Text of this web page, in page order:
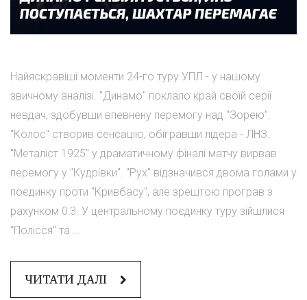
Найяскравіші моменти 24-го туру УПЛ - у нашому
звичному аналізі. "Динамо" поклало край своїй серії
невдач, здобувши впевнену перемогу над "Зорею".
"Колос" створив сенсацію, обігравши лідера - ЛНЗ.
"Металіст 1925" у драматичному фіналі матчу вирвав
перемогу у "Кудрівки". "Рух" відзначився двома голами у
поєдинку проти "Кривбасу", але зрештою програв з
рахунком 0:3. У центральному поєдинку туру зійшлися
"Полісся" та ...
ЧИТАТИ ДАЛІ